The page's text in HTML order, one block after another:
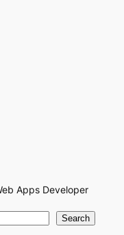
Apps Developer
Search